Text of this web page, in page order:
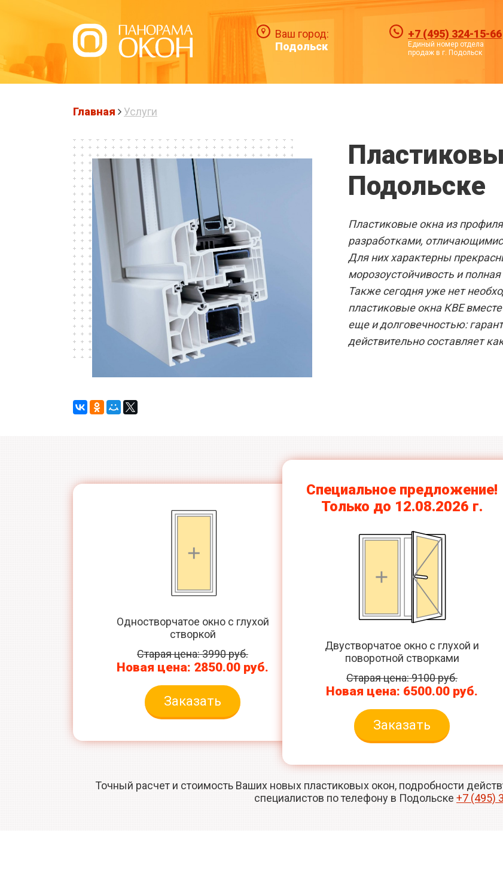
Ваш город:
Подольск
+7 (495) 324-15-66
Единый номер отдела
продаж в г. Подольск
В
Готовые решения
Главная Услуги
Подольске
Пластиковые окна из
разработками,
Для них характерны
морозоустойчивость и
Также сегодня уже нет
пластиковые окна КВЕ
еще и долговечностью:
действительно составляет
Одностворчатое окно с глухой
створкой
Старая цена: 3990 руб.
Новая цена: 2850.00 руб.
Заказать
Специальное предложение!
Только до 12.08.2026 г.
Двустворчатое окно с глухой и
поворотной створками
Старая цена: 9100 руб.
Новая цена: 6500.00 руб.
Заказать
Точный расчет и стоимость Ваших новых пластиковых окон, подробности
специалистов по телефону в Подольске +7 (495)